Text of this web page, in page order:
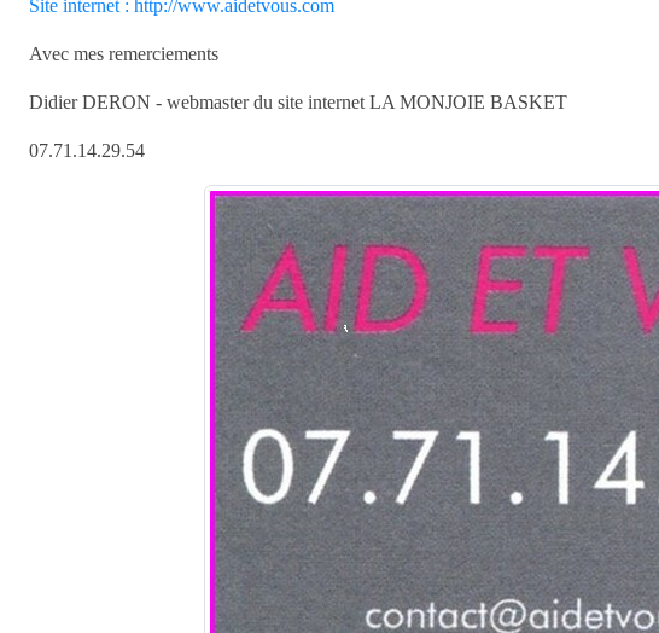
Site internet : http://www.aidetvous.com
Avec mes remerciements
Didier DERON - webmaster du site internet LA MONJOIE BASKET
07.71.14.29.54